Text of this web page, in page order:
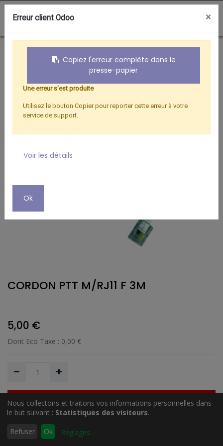
Rechercher
0
Boutique
Informatique
CORDON PTT M/RJ11 F 3M
CORDON PTT M/RJ11 F 3M
5,00 €
Dont Eco Taxe : 0,00 €
Ajouter au Panier
Ajouter à la liste de souhait
Nous collectons et traitons vos informations personnelles dans
le but suivant : Statistiques des visiteurs.
Refuser Ok Réglages...
Erreur client Odoo ×
Copiez l'erreur complète dans le
presse-papier
Une erreur s'est produite
Utilisez le bouton Copier pour reporter cette erreur à votre
service de support.
Voir les détails
Ok